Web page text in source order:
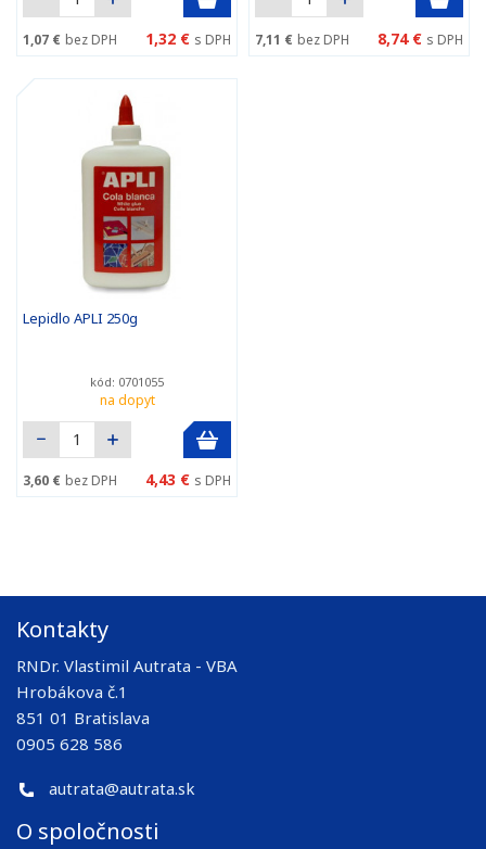
1,07 € bez DPH 1,32 € s DPH 7,11 € bez DPH 8,74 € s DPH
Lepidlo APLI 250g
kód: 0701055
na dopyt
3,60 € bez DPH 4,43 € s DPH
Kontakty
RNDr. Vlastimil Autrata - VBA
Hrobákova č.1
851 01 Bratislava
0905 628 586
autrata@autrata.sk
O spoločnosti